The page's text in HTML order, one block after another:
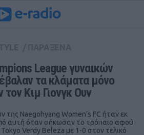
League γυναικών
τα κλάματα μόνο
Κιμ Γιονγκ Ουν
της Naegohyang Women’s FC ήταν εκ
αυτή όταν σήκωσαν το τρόπαιο αφού
Verdy Beleza με 1-0 στον τελικό